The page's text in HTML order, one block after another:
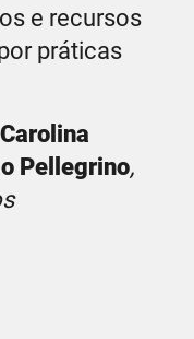
e recursos
práticas
Carolina
Pellegrino,